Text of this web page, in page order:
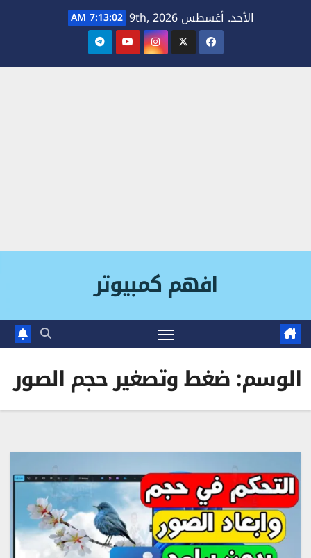
الأحد. أغسطس 9th, 2026 7:13:03 AM
افهم كمبيوتر
الوسم:ضغط وتصغير حجم الصور